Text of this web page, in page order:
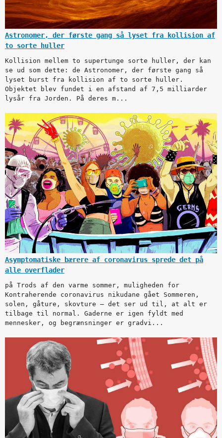
Astronomer, der første gang så lyset fra kollision af
to sorte huller
Kollision mellem to supertunge sorte huller, der kan
se ud som dette: de Astronomer, der første gang så
lyset burst fra kollision af to sorte huller.
Objektet blev fundet i en afstand af 7,5 milliarder
lysår fra Jorden. På deres m...
Asymptomatiske bærere af coronavirus sprede det på
alle overflader
på Trods af den varme sommer, muligheden for
Kontraherende coronavirus nikudane gået Sommeren,
solen, gåture, skovture – det ser ud til, at alt er
tilbage til normal. Gaderne er igen fyldt med
mennesker, og begrænsninger er gradvi...